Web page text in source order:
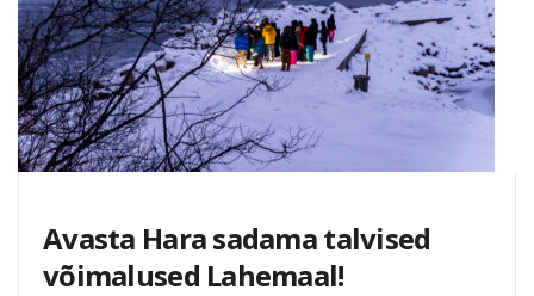
Avasta Hara sadama talvised
võimalused Lahemaal!